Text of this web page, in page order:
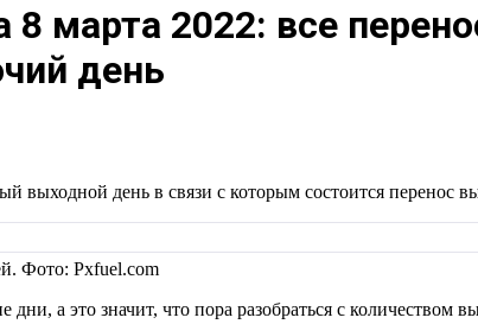
марта 2022: все
день
выходной день в связи с которым состоится перенос
Фото: Pxfuel.com
а это значит, что пора разобраться с количеством